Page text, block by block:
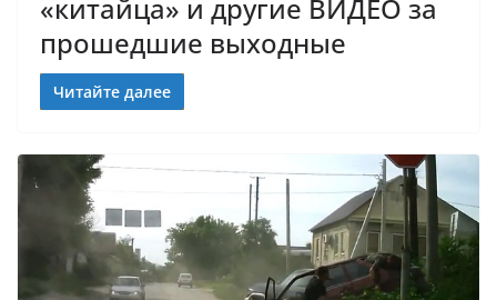
«китайца» и другие ВИДЕО за
прошедшие выходные
Читайте далее